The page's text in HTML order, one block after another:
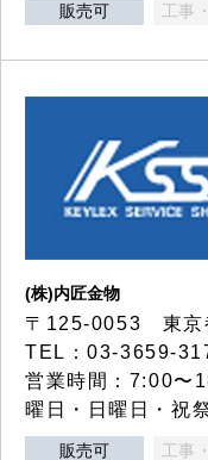
販売可 工事
(株)内匠金物
〒125-0053 東京
TEL：03-3659-
営業時間：7:00〜
曜日・日曜日・祝
販売可 工事